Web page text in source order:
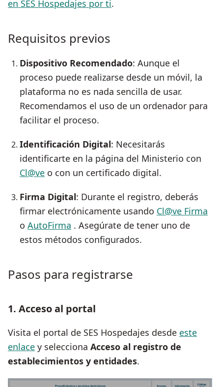
en SES Hospedajes por ti.
Requisitos previos
Dispositivo Recomendado: Aunque el
proceso puede realizarse desde un móvil, la
plataforma no es nada sencilla de usar.
Recomendamos el uso de un ordenador para
facilitar el proceso.
Identificación Digital: Necesitarás
identificarte en la página del Ministerio con
Cl@ve o con un certificado digital.
Firma Digital: Durante el registro, deberás
firmar electrónicamente usando Cl@ve Firma
o AutoFirma . Asegúrate de tener uno de
estos métodos configurados.
Pasos para registrarse
1. Acceso al portal
Visita el portal de SES Hospedajes desde este
enlace y selecciona Acceso al registro de
establecimientos y entidades.